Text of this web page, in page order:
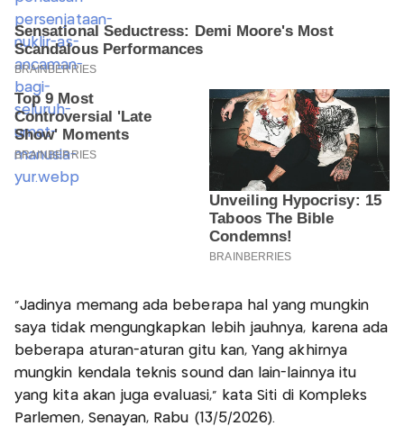
"Jadinya memang ada beberapa hal yang mungkin
saya tidak mengungkapkan lebih jauhnya, karena ada
beberapa aturan-aturan gitu kan, Yang akhirnya
mungkin kendala teknis sound dan lain-lainnya itu
yang kita akan juga evaluasi," kata Siti di Kompleks
Parlemen, Senayan, Rabu (13/5/2026).